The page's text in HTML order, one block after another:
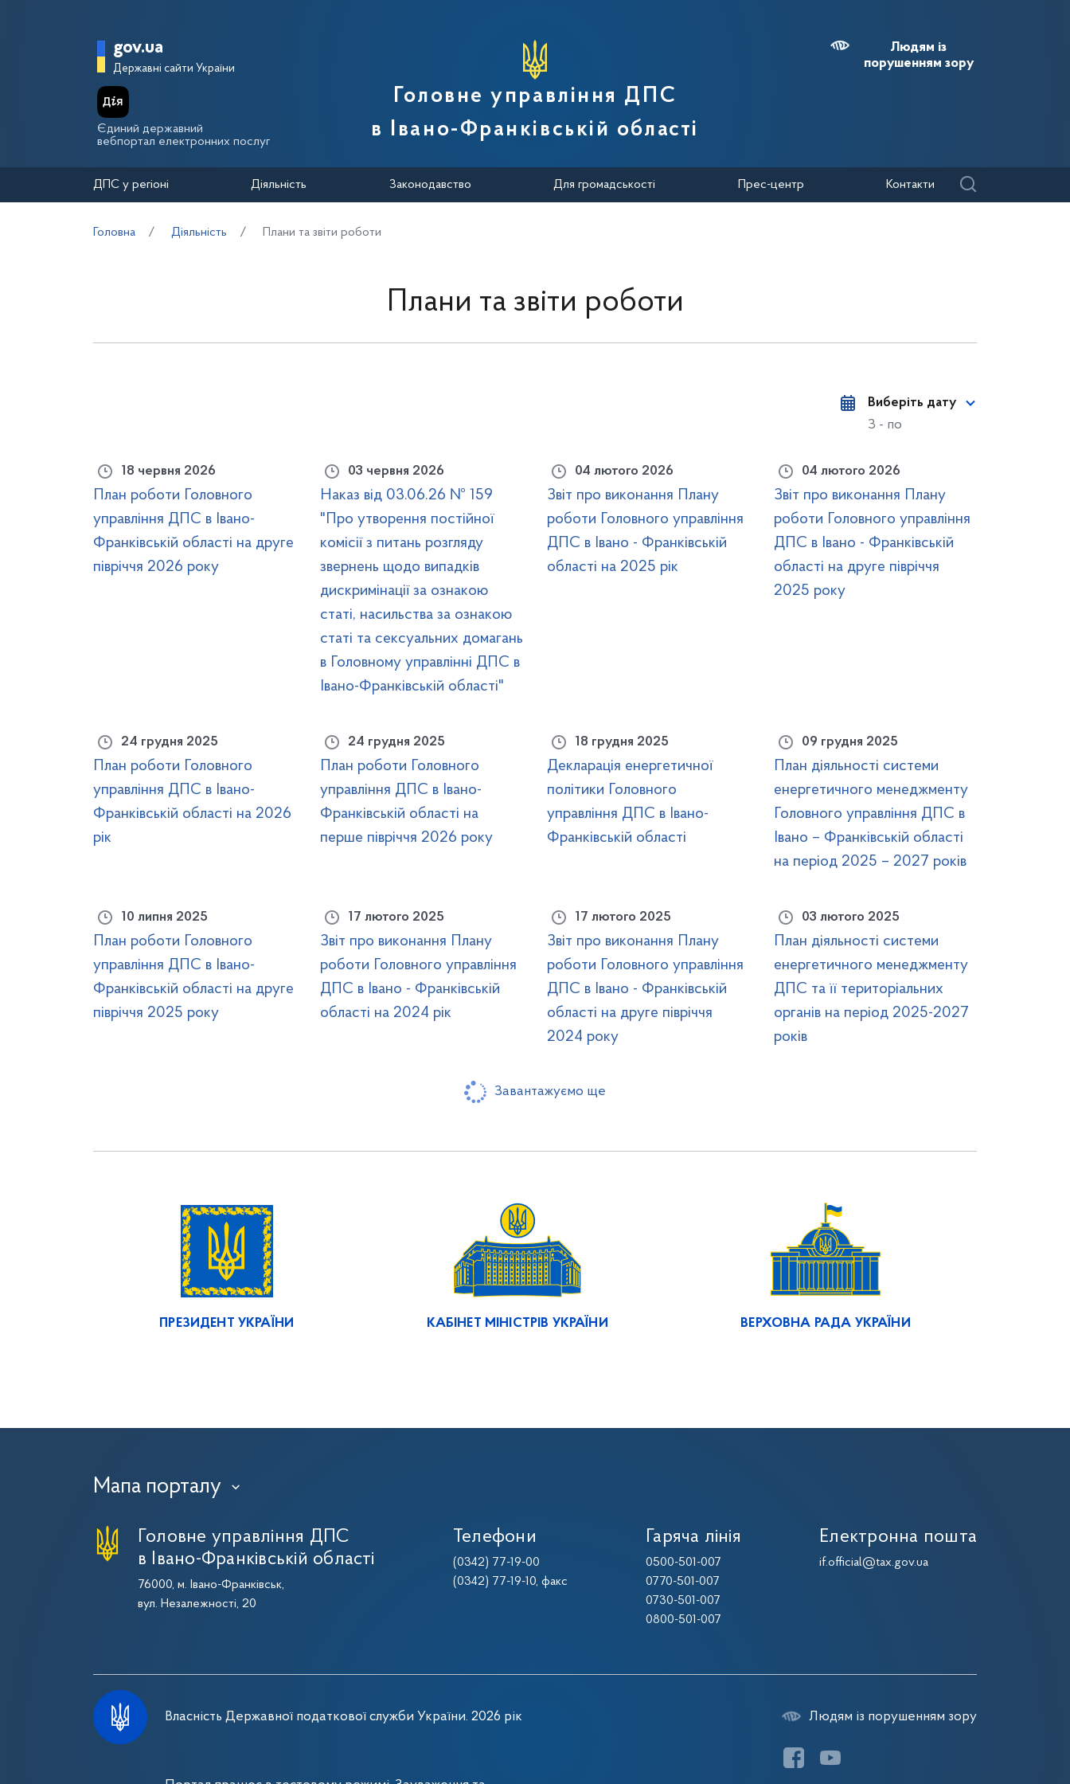
Головна сторінка Державної податкової служби України
gov.ua
Державні сайти України
Єдиний державний
вебпортал електронних послуг
Головне управління ДПС
в Івано-Франківській області
Людям із
порушенням зору
ДПС у регіоні Діяльність Законодавство Для громадськості Прес-центр Контакти
Головна Діяльність Плани та звіти роботи
Плани та звіти роботи
Виберіть дату
З - по
18 червня 2026
План роботи Головного
управління ДПС в Івано-
Франківській області на друге
півріччя 2026 року
03 червня 2026
Наказ від 03.06.26 № 159
"Про утворення постійної
комісії з питань розгляду
звернень щодо випадків
дискримінації за ознакою
статі, насильства за ознакою
статі та сексуальних домагань
в Головному управлінні ДПС в
Івано-Франківській області"
04 лютого 2026
Звіт про виконання Плану
роботи Головного управління
ДПС в Івано - Франківській
області на 2025 рік
04 лютого 2026
Звіт про виконання Плану
роботи Головного управління
ДПС в Івано - Франківській
області на друге півріччя
2025 року
24 грудня 2025
План роботи Головного
управління ДПС в Івано-
Франківській області на 2026
рік
24 грудня 2025
План роботи Головного
управління ДПС в Івано-
Франківській області на
перше півріччя 2026 року
18 грудня 2025
Декларація енергетичної
політики Головного
управління ДПС в Івано-
Франківській області
09 грудня 2025
План діяльності системи
енергетичного менеджменту
Головного управління ДПС в
Івано – Франківській області
на період 2025 – 2027 років
10 липня 2025
План роботи Головного
управління ДПС в Івано-
Франківській області на друге
півріччя 2025 року
17 лютого 2025
Звіт про виконання Плану
роботи Головного управління
ДПС в Івано - Франківській
області на 2024 рік
17 лютого 2025
Звіт про виконання Плану
роботи Головного управління
ДПС в Івано - Франківській
області на друге півріччя
2024 року
03 лютого 2025
План діяльності системи
енергетичного менеджменту
ДПС та її територіальних
органів на період 2025-2027
років
Завантажуємо ще
ПРЕЗИДЕНТ УКРАЇНИ КАБІНЕТ МІНІСТРІВ УКРАЇНИ ВЕРХОВНА РАДА УКРАЇНИ
Мапа порталу ›
Головне управління ДПС
в Івано-Франківській області
76000, м. Івано-Франківськ,
вул. Незалежності, 20
Телефони
(0342) 77-19-00
(0342) 77-19-10, факс
Гаряча лінія
0500-501-007
0770-501-007
0730-501-007
0800-501-007
Електронна пошта
if.official@tax.gov.ua
Власність Державної податкової служби України. 2026 рік Людям із порушенням зору